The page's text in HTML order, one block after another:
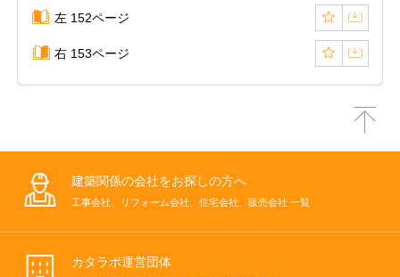
左 152ページ
右 153ページ
建築関係の会社をお探しの方へ
工事会社、リフォーム会社、住宅会社、販売会社 一覧
カタラボ運営団体